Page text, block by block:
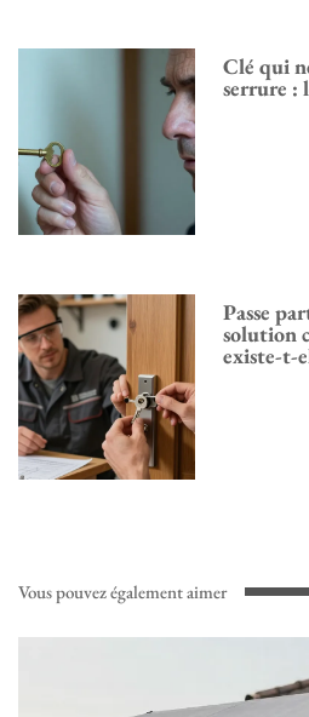
Clé qui
serrure :
Passe
solution
existe-t-
Vous pouvez également aimer